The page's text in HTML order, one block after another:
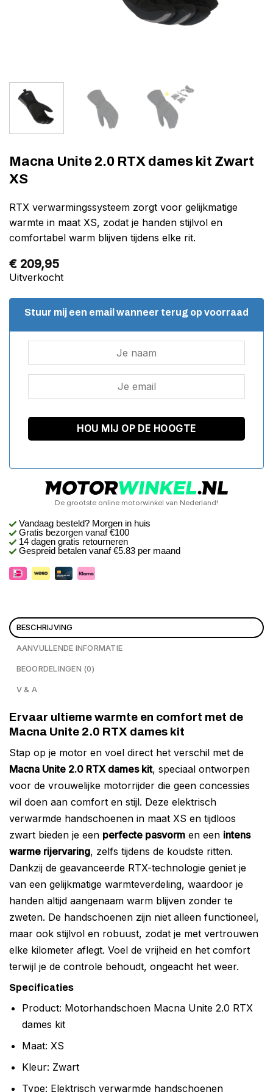
Macna Unite 2.0 RTX dames kit Zwart
XS
RTX verwarmingssysteem zorgt voor gelijkmatige
warmte in maat XS, zodat je handen stijlvol en
comfortabel warm blijven tijdens elke rit.
€ 209,95
Uitverkocht
Stuur mij een email wanneer terug op voorraad
De grootste online motorwinkel van Nederland!
Vandaag besteld? Morgen in huis
Gratis bezorgen vanaf €100
14 dagen gratis retourneren
Gespreid betalen vanaf €5.83 per maand
BESCHRIJVING
AANVULLENDE INFORMATIE
BEOORDELINGEN (0)
V & A
Ervaar ultieme warmte en comfort met de
Macna Unite 2.0 RTX dames kit
Stap op je motor en voel direct het verschil met de
Macna Unite 2.0 RTX dames kit, speciaal ontworpen
voor de vrouwelijke motorrijder die geen concessies
wil doen aan comfort en stijl. Deze elektrisch
verwarmde handschoenen in maat XS en tijdloos
zwart bieden je een perfecte pasvorm en een intens
warme rijervaring, zelfs tijdens de koudste ritten.
Dankzij de geavanceerde RTX-technologie geniet je
van een gelijkmatige warmteverdeling, waardoor je
handen altijd aangenaam warm blijven zonder te
zweten. De handschoenen zijn niet alleen functioneel,
maar ook stijlvol en robuust, zodat je met vertrouwen
elke kilometer aflegt. Voel de vrijheid en het comfort
terwijl je de controle behoudt, ongeacht het weer.
Specificaties
Product: Motorhandschoen Macna Unite 2.0 RTX
dames kit
Maat: XS
Kleur: Zwart
Type: Elektrisch verwarmde handschoenen